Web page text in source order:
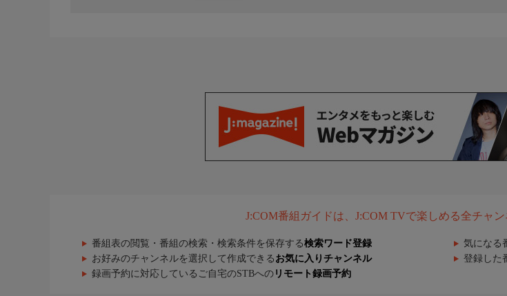
J:COM番組ガイドは、J:COM TVで楽しめる全チャ
番組表の閲覧・番組の検索・検索条件を保存する検索ワード登録 気になる
お好みのチャンネルを選択して作成できる お気に入りチャンネル 登録した
録画予約に対応しているご自宅のSTBへの リモート録画予約